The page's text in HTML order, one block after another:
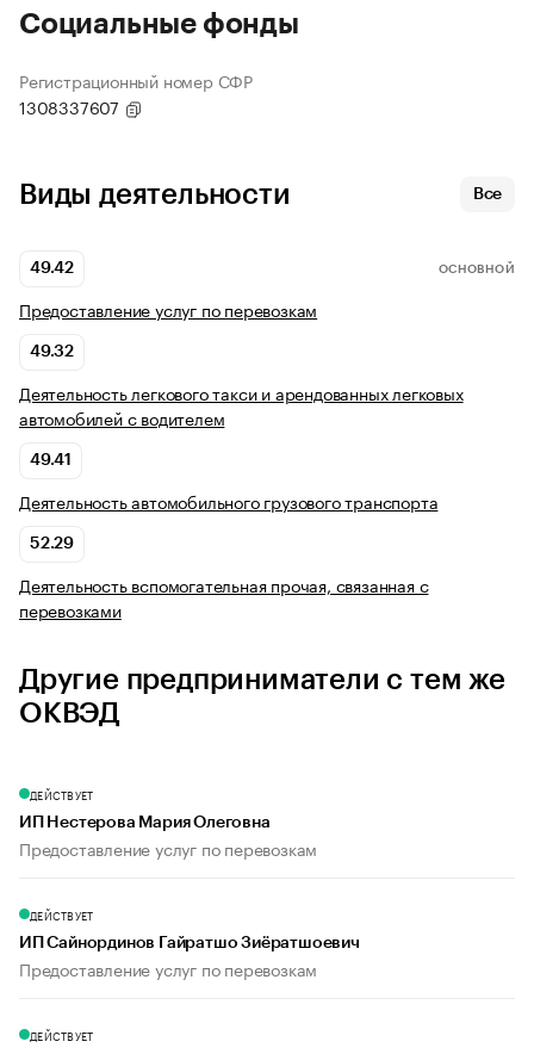
Социальные фонды
Регистрационный номер СФР
1308337607
Виды деятельности Все
49.42 ОСНОВНОЙ
Предоставление услуг по перевозкам
49.32
Деятельность легкового такси и арендованных легковых
автомобилей с водителем
49.41
Деятельность автомобильного грузового транспорта
52.29
Деятельность вспомогательная прочая, связанная с
перевозками
Другие предприниматели с тем же
ОКВЭД
ДЕЙСТВУЕТ
ИП Нестерова Мария Олеговна
Предоставление услуг по перевозкам
ДЕЙСТВУЕТ
ИП Сайнординов Гайратшо Зиёратшоевич
Предоставление услуг по перевозкам
ДЕЙСТВУЕТ